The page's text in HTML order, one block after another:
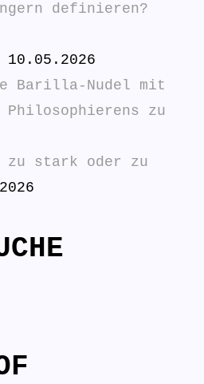
definieren?
10.05.2026
Barilla-Nudel mit
Philosophierens zu
stark oder zu